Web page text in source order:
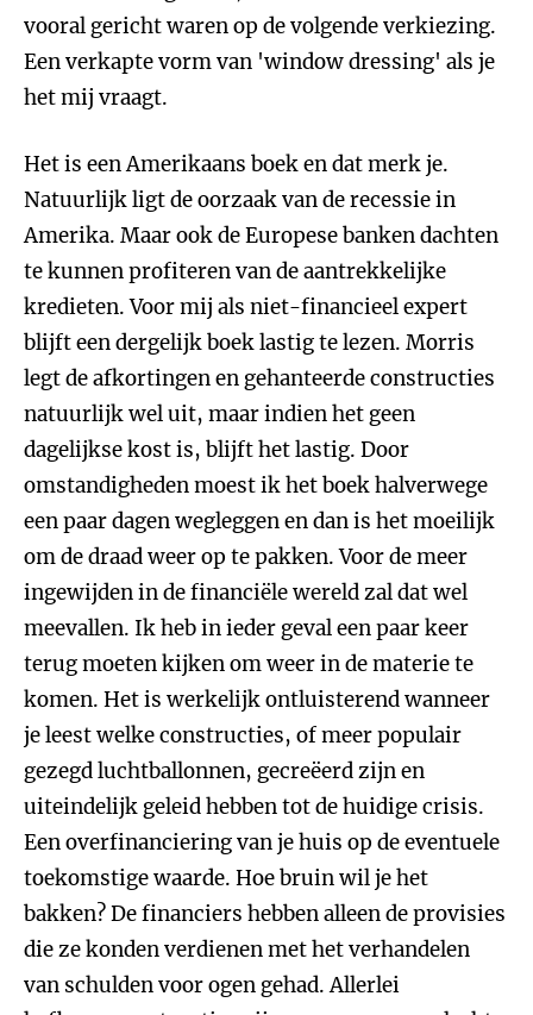
vooral gericht waren op de volgende verkiezing.
Een verkapte vorm van 'window dressing' als je
het mij vraagt.
Het is een Amerikaans boek en dat merk je.
Natuurlijk ligt de oorzaak van de recessie in
Amerika. Maar ook de Europese banken dachten
te kunnen profiteren van de aantrekkelijke
kredieten. Voor mij als niet-financieel expert
blijft een dergelijk boek lastig te lezen. Morris
legt de afkortingen en gehanteerde constructies
natuurlijk wel uit, maar indien het geen
dagelijkse kost is, blijft het lastig. Door
omstandigheden moest ik het boek halverwege
een paar dagen wegleggen en dan is het moeilijk
om de draad weer op te pakken. Voor de meer
ingewijden in de financiële wereld zal dat wel
meevallen. Ik heb in ieder geval een paar keer
terug moeten kijken om weer in de materie te
komen. Het is werkelijk ontluisterend wanneer
je leest welke constructies, of meer populair
gezegd luchtballonnen, gecreëerd zijn en
uiteindelijk geleid hebben tot de huidige crisis.
Een overfinanciering van je huis op de eventuele
toekomstige waarde. Hoe bruin wil je het
bakken? De financiers hebben alleen de provisies
die ze konden verdienen met het verhandelen
van schulden voor ogen gehad. Allerlei